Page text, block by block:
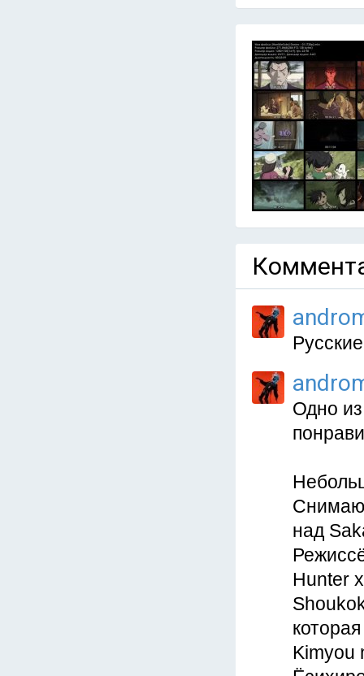
Одно
над
Hunter
Kimyou